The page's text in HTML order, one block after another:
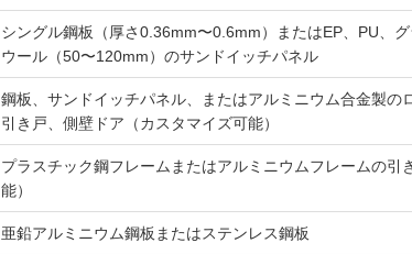
シングル鋼板（厚さ0.36mm〜0.6mm）またはEP、PU、
ウール（50〜120mm）のサンドイッチパネル
鋼板、サンドイッチパネル、またはアルミニウム合金製の
引き戸、側壁ドア（カスタマイズ可能）
プラスチック鋼フレームまたはアルミニウムフレームの引
能）
亜鉛アルミニウム鋼板またはステンレス鋼板